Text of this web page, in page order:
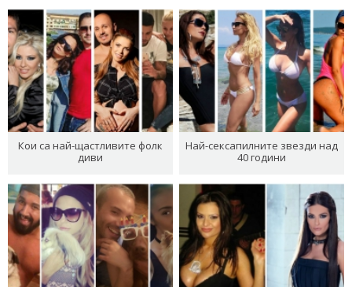
Кои са най-щастливите фолк
диви
Най-сексапилните звезди над
40 години